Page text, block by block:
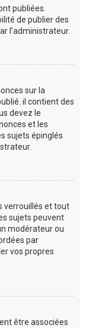
publiées.
de publier des
l’administrateur.
sur la
il contient des
devez le
et les
sujets épinglés
verrouillés et tout
sujets peuvent
modérateur ou
par
vos propres
être associées